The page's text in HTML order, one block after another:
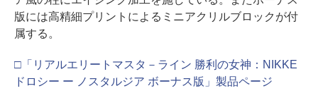
版には高精細プリントによるミニアクリルブロックが付
属する。
□「リアルエリートマスタ－ライン 勝利の女神：NIKKE
ドロシー ー ノスタルジア ボーナス版」製品ページ